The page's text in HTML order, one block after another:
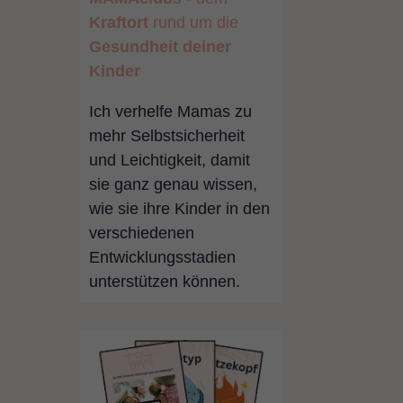
Kraftort rund um die
Gesundheit deiner
Kinder
Ich verhelfe Mamas zu
mehr Selbstsicherheit
und Leichtigkeit, damit
sie ganz genau wissen,
wie sie ihre Kinder in den
verschiedenen
Entwicklungsstadien
unterstützen können.